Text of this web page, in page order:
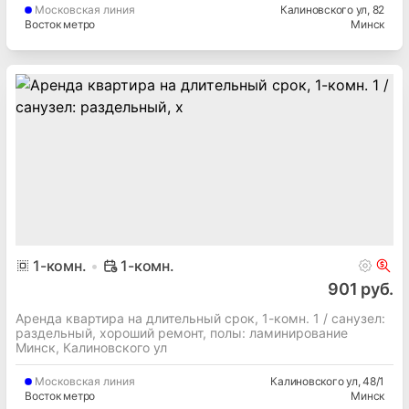
Московская линия
Восток метро
Калиновского ул, 82
Минск
1-комн. 1-комн.
901 руб.
Аренда квартира на длительный срок, 1-комн. 1 / cанузел:
раздельный, хороший ремонт, полы: ламинирование
Минск, Калиновского ул
Московская линия
Восток метро
Калиновского ул, 48/1
Минск